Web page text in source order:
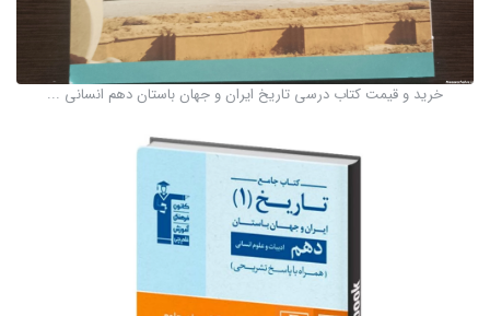
خرید و قیمت کتاب درسی تاریخ ایران و جهان باستان دهم انسانی ...